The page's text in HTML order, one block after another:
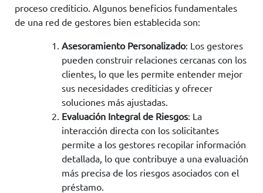
proceso crediticio. Algunos beneficios fundamentales
de una red de gestores bien establecida son:
Asesoramiento Personalizado: Los gestores
pueden construir relaciones cercanas con los
clientes, lo que les permite entender mejor
sus necesidades crediticias y ofrecer
soluciones más ajustadas.
Evaluación Integral de Riesgos: La
interacción directa con los solicitantes
permite a los gestores recopilar información
detallada, lo que contribuye a una evaluación
más precisa de los riesgos asociados con el
préstamo.